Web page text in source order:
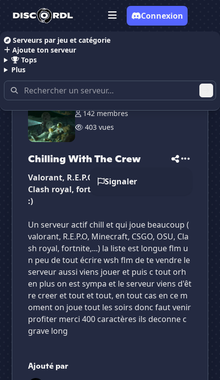
Serveurs par jeu et catégorie
Ajoute ton serveur
Tops
Plus
Connexion
Accueil Serveurs Discord Gaming
142 membres
403 vues
Chilling With The Crew
Signaler
Valorant, R.E.P.O, Minecraft, CSGO, OSU,
Clash royal, fortnite,...) la liste est longue
:)
Un serveur actif chill et qui joue beaucoup (
valorant, R.E.P.O, Minecraft, CSGO, OSU, Cla
sh royal, fortnite,...) la liste est longue flm u
n peu de tout écrire wsh flm de te vendre le
serveur aussi viens jouer et puis c tout orh
en plus on est sympa et le serveur viens d'êt
re creer et tout et tout, en tout cas en ce m
oment on joue tout les soirs donc faut venir
profiter merci 400 caractères ils deconne c
grave long
Ajouté par
Vote pour Chilling With T...
serveur ?
Supprimer
Chilling With The...